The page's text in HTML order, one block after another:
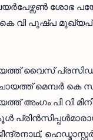
ചെയര്‍പേഴ്സണ്‍
കെ വി പുഷ്പ
വൈസ്
മെമ്പര്‍ കെ
അംഗം പി വി